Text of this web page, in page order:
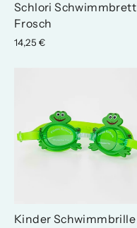
Schlori Schwimmbrett
Frosch
14,25 €
Kinder Schwimmbrille